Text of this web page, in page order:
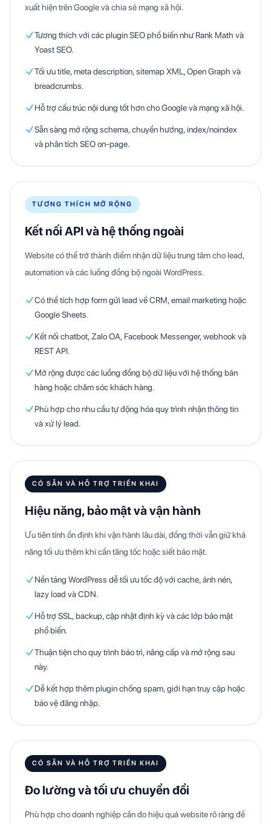
xuất hiện trên Google và chia sẻ mạng xã hội.
Tương thích với các plugin SEO phổ biến như Rank Math và
Yoast SEO.
Tối ưu title, meta description, sitemap XML, Open Graph và
breadcrumbs.
Hỗ trợ cấu trúc nội dung tốt hơn cho Google và mạng xã hội.
Sẵn sàng mở rộng schema, chuyển hướng, index/noindex
và phân tích SEO on-page.
TƯƠNG THÍCH MỞ RỘNG
Kết nối API và hệ thống ngoài
Website có thể trở thành điểm nhận dữ liệu trung tâm cho lead,
automation và các luồng đồng bộ ngoài WordPress.
Có thể tích hợp form gửi lead về CRM, email marketing hoặc
Google Sheets.
Kết nối chatbot, Zalo OA, Facebook Messenger, webhook và
REST API.
Mở rộng được các luồng đồng bộ dữ liệu với hệ thống bán
hàng hoặc chăm sóc khách hàng.
Phù hợp cho nhu cầu tự động hóa quy trình nhận thông tin
và xử lý lead.
CÓ SẴN VÀ HỖ TRỢ TRIỂN KHAI
Hiệu năng, bảo mật và vận hành
Ưu tiên tính ổn định khi vận hành lâu dài, đồng thời vẫn giữ khả
năng tối ưu thêm khi cần tăng tốc hoặc siết bảo mật.
Nền tảng WordPress dễ tối ưu tốc độ với cache, ảnh nén,
lazy load và CDN.
Hỗ trợ SSL, backup, cập nhật định kỳ và các lớp bảo mật
phổ biến.
Thuận tiện cho quy trình bảo trì, nâng cấp và mở rộng sau
này.
Dễ kết hợp thêm plugin chống spam, giới hạn truy cập hoặc
bảo vệ đăng nhập.
CÓ SẴN VÀ HỖ TRỢ TRIỂN KHAI
Đo lường và tối ưu chuyển đổi
Phù hợp cho doanh nghiệp cần đo hiệu quả website rõ ràng để